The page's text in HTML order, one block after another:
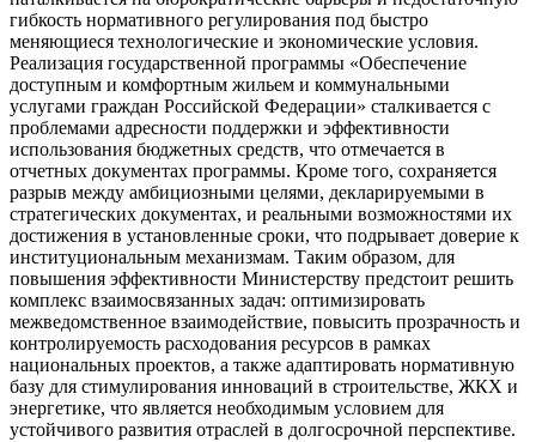
гибкость нормативного регулирования под быстро
меняющиеся технологические и экономические условия.
Реализация государственной программы «Обеспечение
доступным и комфортным жильем и коммунальными
услугами граждан Российской Федерации» сталкивается с
проблемами адресности поддержки и эффективности
использования бюджетных средств, что отмечается в
отчетных документах программы. Кроме того, сохраняется
разрыв между амбициозными целями, декларируемыми в
стратегических документах, и реальными возможностями их
достижения в установленные сроки, что подрывает доверие к
институциональным механизмам. Таким образом, для
повышения эффективности Министерству предстоит решить
комплекс взаимосвязанных задач: оптимизировать
межведомственное взаимодействие, повысить прозрачность и
контролируемость расходования ресурсов в рамках
национальных проектов, а также адаптировать нормативную
базу для стимулирования инноваций в строительстве, ЖКХ и
энергетике, что является необходимым условием для
устойчивого развития отраслей в долгосрочной перспективе.